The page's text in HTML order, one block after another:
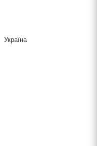
Україна